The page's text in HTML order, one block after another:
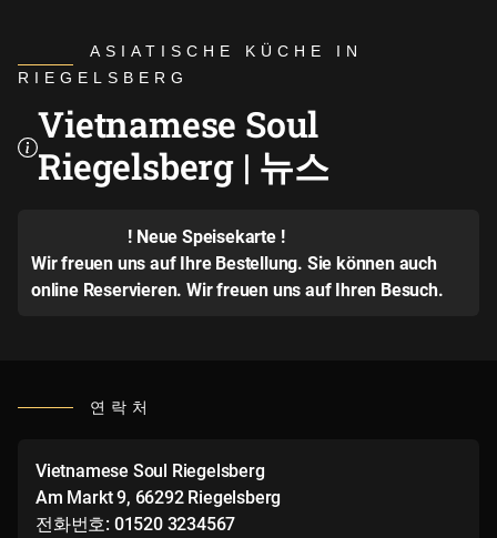
ASIATISCHE KÜCHE IN
RIEGELSBERG
Vietnamese Soul
Riegelsberg | 뉴스
! Neue Speisekarte !
Wir freuen uns auf Ihre Bestellung. Sie könnenauch
online Reservieren. Wir freuen uns auf Ihren Besuch.
연락처
Vietnamese Soul Riegelsberg
Am Markt 9, 66292 Riegelsberg
전화번호: 01520 3234567